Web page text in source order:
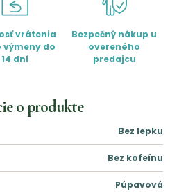
vrátenia
výmeny do
14 dní
Bezpečný nákup u
overeného
predajcu
o produkte
Bez lepku
Bez kofeínu
Púpavová